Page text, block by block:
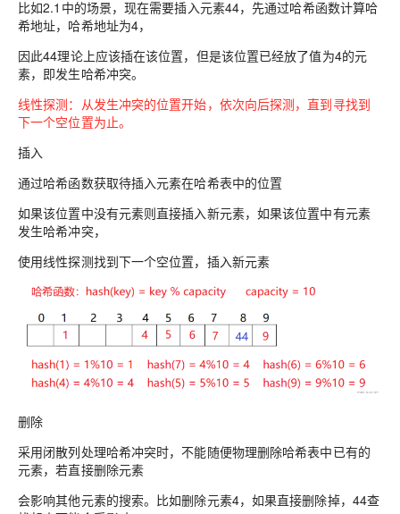
比如2.1中的场景，现在需要插入元素44，先通过哈希函数计算哈
希地址，哈希地址为4，
因此44理论上应该插在该位置，但是该位置已经放了值为4的元
素，即发生哈希冲突。
线性探测：从发生冲突的位置开始，依次向后探测，直到寻找到
下一个空位置为止。
插入
通过哈希函数获取待插入元素在哈希表中的位置
如果该位置中没有元素则直接插入新元素，如果该位置中有元素
发生哈希冲突，
使用线性探测找到下一个空位置，插入新元素
删除
采用闭散列处理哈希冲突时，不能随便物理删除哈希表中已有的
元素，若直接删除元素
会影响其他元素的搜索。比如删除元素4，如果直接删除掉，44查